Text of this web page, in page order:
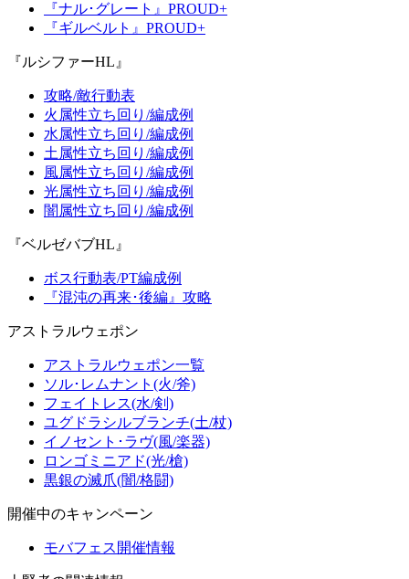
『ナル･グレート』PROUD+
『ギルベルト』PROUD+
『ルシファーHL』
攻略/敵行動表
火属性立ち回り/編成例
水属性立ち回り/編成例
土属性立ち回り/編成例
風属性立ち回り/編成例
光属性立ち回り/編成例
闇属性立ち回り/編成例
『ベルゼバブHL』
ボス行動表/PT編成例
『混沌の再来･後編』攻略
アストラルウェポン
アストラルウェポン一覧
ソル･レムナント(火/斧)
フェイトレス(水/剣)
ユグドラシルブランチ(土/杖)
イノセント･ラヴ(風/楽器)
ロンゴミニアド(光/槍)
黒銀の滅爪(闇/格闘)
開催中のキャンペーン
モバフェス開催情報